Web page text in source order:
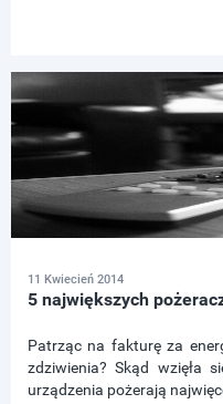
11 Kwiecień 2014
5 największych
Patrząc na fakturę za
zdziwienia? Skąd wzięła
urządzenia pożerają